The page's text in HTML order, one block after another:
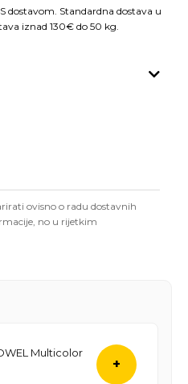
dostavom. Standardna dostava u
iznad 130€ do 50 kg.
ovisno o radu dostavnih
no u rijetkim
Multicolor
+